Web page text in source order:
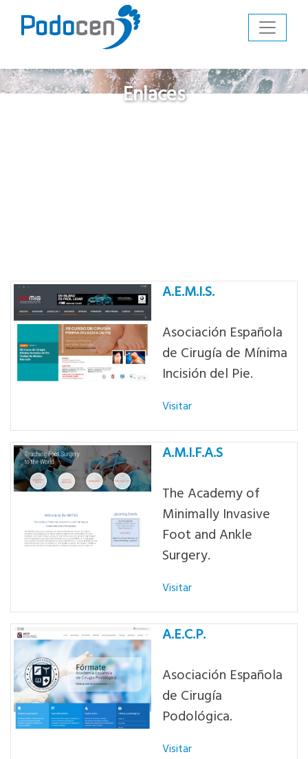
Enlaces
A.E.M.I.S.
Asociación Española
de Cirugía de Mínima
Incisión del Pie.
Visitar
A.M.I.F.A.S
The Academy of
Minimally Invasive
Foot and Ankle
Surgery.
Visitar
A.E.C.P.
Asociación Española
de Cirugía
Podológica.
Visitar